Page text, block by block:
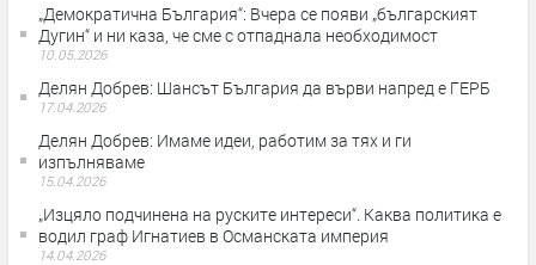
„Демократична България“: Вчера се появи „българският
Дугин“ и ни каза, че сме с отпаднала необходимост
10.05.2026
Делян Добрев: Шансът България да върви напред е ГЕРБ
17.04.2026
Делян Добрев: Имаме идеи, работим за тях и ги
изпълняваме
15.04.2026
„Изцяло подчинена на руските интереси“. Каква политика е
водил граф Игнатиев в Османската империя
14.04.2026